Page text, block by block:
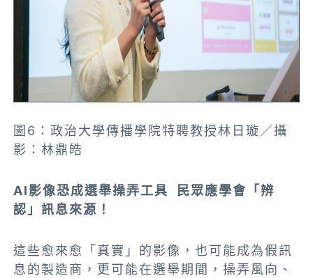
圖6：政治大學傳播學院特聘教授林日璇／攝
影：林鼎皓
AI影像恐成選舉操弄工具 民眾應學會「辨
認」訊息來源！
這些愈來愈「真實」的影像，也可能成為假訊
息的製造商，更可能在選舉期間，操弄風向、